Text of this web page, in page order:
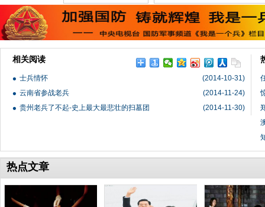
相关阅读
(2014-10-31)
士兵情怀
(2014-11-24)
云南省参战老兵
(2014-11-30)
贵州老兵了不起-史上最大最悲壮的扫墓团
热点文章